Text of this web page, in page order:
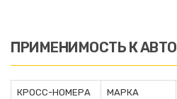
ПРИМЕНИМОСТЬ К АВТО
КРОСС-НОМЕРА
МАРКА